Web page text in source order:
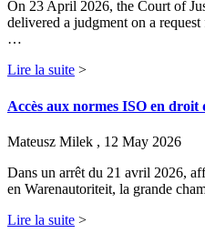
On 23 April 2026, the Court of
delivered a judgment on a
…
Lire la suite >
Accès aux normes ISO en droit
Mateusz Milek , 12 May 2026
Dans un arrêt du 21 avril 2026,
en Warenautoriteit, la grande
Lire la suite >